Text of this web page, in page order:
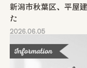
新潟市秋葉区、平屋
た
2026.06.05